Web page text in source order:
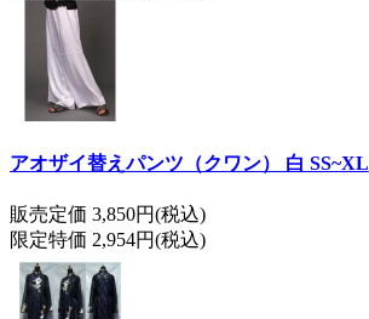
アオザイ替えパンツ（クワン） 白 SS~XL
販売定価 3,850円(税込)
限定特価 2,954円(税込)